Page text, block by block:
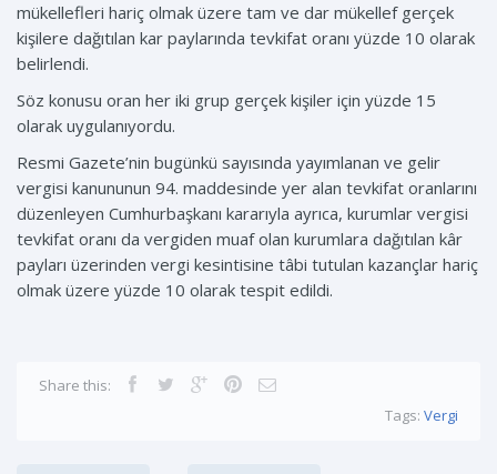
mükellefleri hariç olmak üzere tam ve dar mükellef gerçek
kişilere dağıtılan kar paylarında tevkifat oranı yüzde 10 olarak
belirlendi.
Söz konusu oran her iki grup gerçek kişiler için yüzde 15
olarak uygulanıyordu.
Resmi Gazete’nin bugünkü sayısında yayımlanan ve gelir
vergisi kanununun 94. maddesinde yer alan tevkifat oranlarını
düzenleyen Cumhurbaşkanı kararıyla ayrıca, kurumlar vergisi
tevkifat oranı da vergiden muaf olan kurumlara dağıtılan kâr
payları üzerinden vergi kesintisine tâbi tutulan kazançlar hariç
olmak üzere yüzde 10 olarak tespit edildi.
Share this:
Tags: Vergi